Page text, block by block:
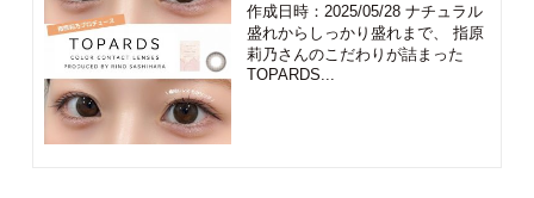
作成日時：2025/05/28 ナチュラル
盛れからしっかり盛れまで、 指原
莉乃さんのこだわりが詰まった
TOPARDS...